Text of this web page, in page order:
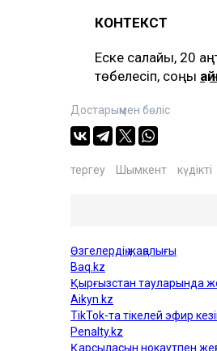
КОНТЕКСТ
Еске салайық, 20
төбелесіп, соңы
Достарыңмен бөліс
тергеу Шымкент күдікті